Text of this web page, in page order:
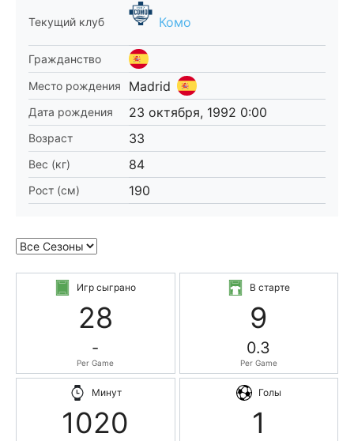
Текущий клуб Комо
Гражданство
Место рождения
Madrid
Дата рождения 23 октября, 1992 0:00
Возраст 33
Вес (кг) 84
Рост (см) 190
Игр сыграно
28
-
Per Game
В старте
9
0.3
Per Game
Минут
1020
Голы
1